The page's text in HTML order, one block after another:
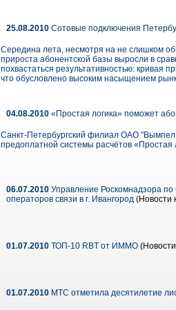
25.08.2010 Сотовые подключения
Середина лета, несмотря на не слишком
прироста абонентской базы выросли в
похвастаться результативностью: кривая
что обусловлено высоким насыщением
04.08.2010 «Простая логика» поможет
Санкт-Петербургский филиал ОАО
предоплатной системы расчётов «Простая
06.07.2010 Управление Роскомнадзора
операторов связи в г. Ивангород (Новости
01.07.2010 ТОП-10 RBT от ИММО
01.07.2010 МТС отметила десятилетие